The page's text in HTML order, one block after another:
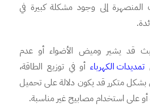
المنصهرة إلى وجود مشكلة كبيرة في
حيث قد يشير وميض الأضواء أو عدم
تمديدات الكهرباء أو في توزيع الطاقة،
بشكل متكرر قد يكون دلالة على تحميل
أو على استخدام مصابيح غير مناسبة.